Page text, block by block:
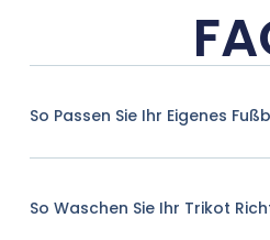
So Passen Sie Ihr Eigenes
So Waschen Sie Ihr Trikot